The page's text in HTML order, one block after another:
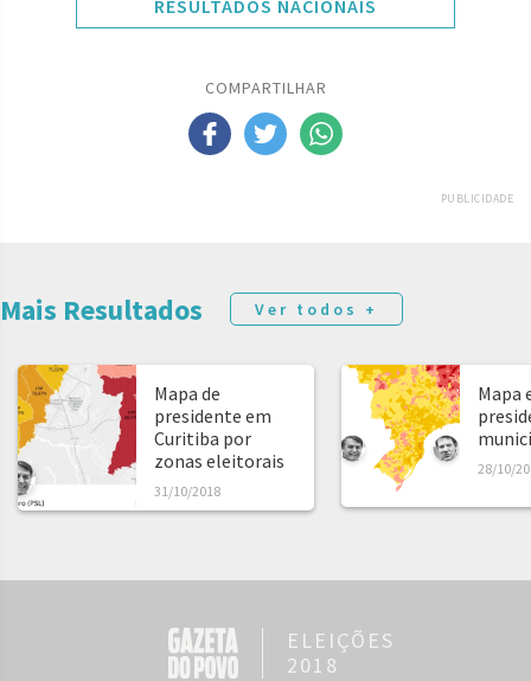
RESULTADOS NACIONAIS
COMPARTILHAR
PUBLICIDADE
Mais Resultados Ver todos +
Mapa de
presidente em
Curitiba por
zonas eleitorais
31/10/2018
Mapa
28/10/
ELEIÇÕES
2018